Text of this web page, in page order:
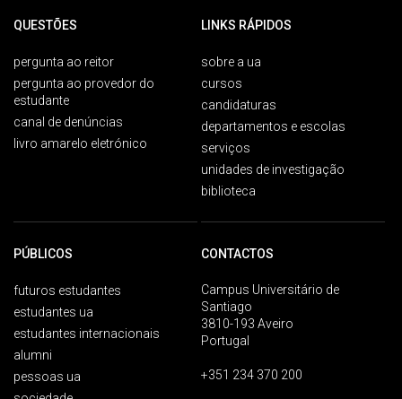
QUESTÕES
pergunta ao reitor
pergunta ao provedor do
estudante
canal de denúncias
livro amarelo eletrónico
LINKS RÁPIDOS
sobre a ua
cursos
candidaturas
departamentos e escolas
serviços
unidades de investigação
biblioteca
PÚBLICOS
futuros estudantes
estudantes ua
estudantes internacionais
alumni
pessoas ua
CONTACTOS
Campus Universitário de
Santiago
3810-193 Aveiro
Portugal
+351 234 370 200